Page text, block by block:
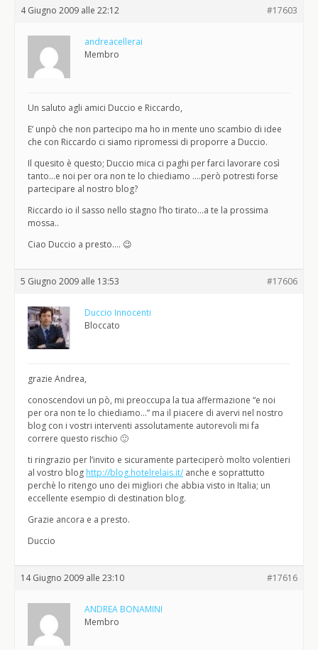
4 Giugno 2009 alle 22:12 #17603
andreacellerai
Membro
Un saluto agli amici Duccio e Riccardo,
E’ unpò che non partecipo ma ho in mente uno scambio di idee
che con Riccardo ci siamo ripromessi di proporre a Duccio.
Il quesito è questo; Duccio mica ci paghi per farci lavorare così
tanto…e noi per ora non te lo chiediamo ….però potresti forse
partecipare al nostro blog?
Riccardo io il sasso nello stagno l’ho tirato…a te la prossima
mossa..
Ciao Duccio a presto…. 😉
5 Giugno 2009 alle 13:53 #17606
Duccio Innocenti
Bloccato
grazie Andrea,
conoscendovi un pò, mi preoccupa la tua affermazione “e noi
per ora non te lo chiediamo…” ma il piacere di avervi nel nostro
blog con i vostri interventi assolutamente autorevoli mi fa
correre questo rischio 🙂
ti ringrazio per l’invito e sicuramente parteciperò molto volentieri
al vostro blog http://blog.hotelrelais.it/ anche e soprattutto
perchè lo ritengo uno dei migliori che abbia visto in Italia; un
eccellente esempio di destination blog.
Grazie ancora e a presto.
Duccio
14 Giugno 2009 alle 23:10 #17616
ANDREA BONAMINI
Membro